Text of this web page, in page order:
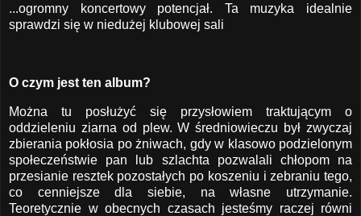
...ogromny koncertowy potencjał. Ta muzyka idealnie
sprawdzi się w niedużej klubowej sali
O czym jest ten album?
Można tu posłużyć się przysłowiem traktującym o
oddzieleniu ziarna od plew. W średniowieczu był zwyczaj
zbierania pokłosia po żniwach, gdy w klasowo podzielonym
społeczeństwie pan lub szlachta pozwalali chłopom na
przesianie resztek pozostałych po koszeniu i zebraniu tego,
co cenniejsze dla siebie, na własne utrzymanie.
Teoretycznie w obecnych czasach jesteśmy raczej równi